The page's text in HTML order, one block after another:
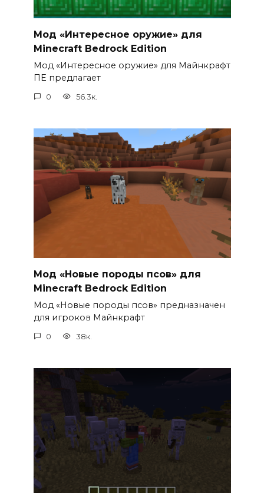
Мод «Интересное оружие» для
Minecraft Bedrock Edition
Мод «Интересное оружие» для Майнкрафт
ПЕ предлагает
0 56.3к.
Мод «Новые породы псов» для
Minecraft Bedrock Edition
Мод «Новые породы псов» предназначен
для игроков Майнкрафт
0 38к.